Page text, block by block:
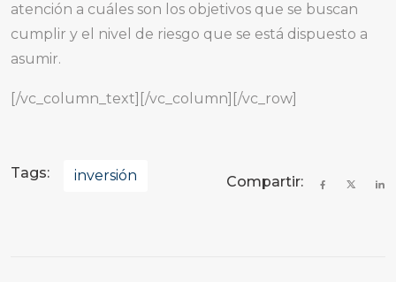
atención a cuáles son los objetivos que se buscan
cumplir y el nivel de riesgo que se está dispuesto a
asumir.
[/vc_column_text][/vc_column][/vc_row]
Tags: inversión Compartir: